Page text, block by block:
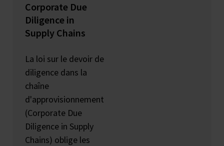
Corporate Due
Diligence in
Supply Chains
La loi sur le devoir de
diligence dans la
chaîne
d'approvisionnement
(Corporate Due
Diligence in Supply
Chains) oblige les